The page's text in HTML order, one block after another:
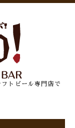
トビール専門店で